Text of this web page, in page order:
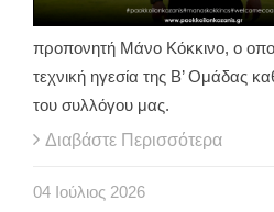
προπονητή Μάνο Κόκκινο, ο
τεχνική ηγεσία της Β’ Ομάδας
του συλλόγου μας.
Διαβάστε Περισσότερα
04 Ιούλιος 2026